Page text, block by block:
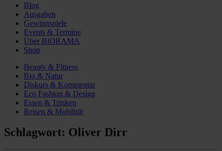
Blog
Ausgaben
Gewinnspiele
Events & Termine
Über BIORAMA
Shop
Beauty & Fitness
Bio & Natur
Diskurs & Kommentar
Eco Fashion & Design
Essen & Trinken
Reisen & Mobilität
Schlagwort: Oliver Dirr